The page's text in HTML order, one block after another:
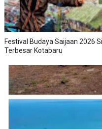
Festival Budaya Saijaan 2026
Terbesar Kotabaru